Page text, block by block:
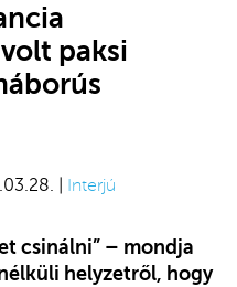
paksi
| Interjú
csinálni” – mondja
helyzetről, hogy